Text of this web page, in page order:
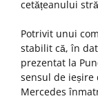
cetățeanului
Potrivit unui
stabilit că, în
prezentat la
sensul de
Mercedes